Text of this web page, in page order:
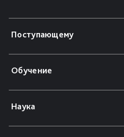
Поступающему
Обучение
Наука